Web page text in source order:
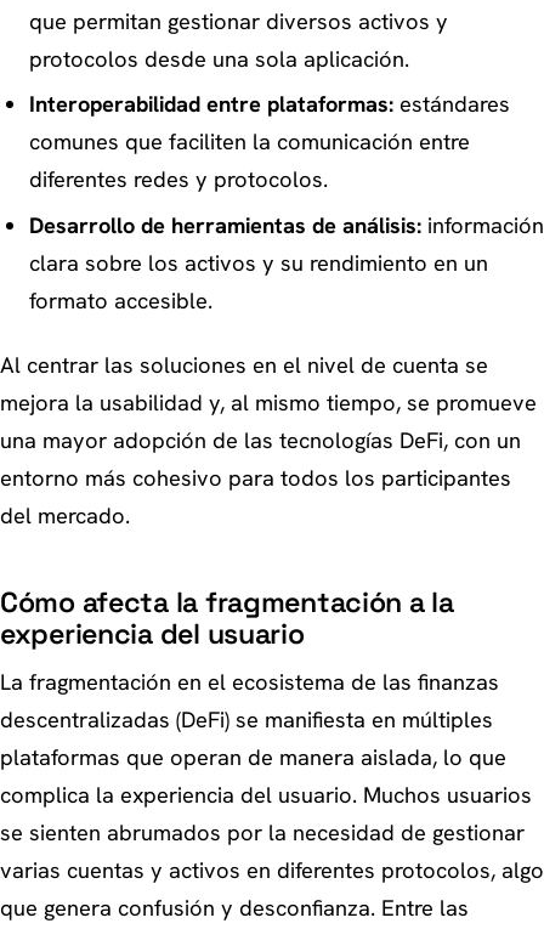
que permitan gestionar diversos activos y
protocolos desde una sola aplicación.
Interoperabilidad entre plataformas:estándares
comunes que faciliten la comunicación entre
diferentes redes y protocolos.
Desarrollo de herramientas de análisis:información
clara sobre los activos y su rendimiento en un
formato accesible.
Al centrar las soluciones en el nivel de cuenta se
mejora la usabilidad y, al mismo tiempo, se promueve
una mayor adopción de las tecnologías DeFi, con un
entorno más cohesivo para todos los participantes
del mercado.
Cómo afecta la fragmentación a la
experiencia del usuario
La fragmentación en el ecosistema de las finanzas
descentralizadas (DeFi) se manifiesta en múltiples
plataformas que operan de manera aislada, lo que
complica la experiencia del usuario. Muchos usuarios
se sienten abrumados por la necesidad de gestionar
varias cuentas y activos en diferentes protocolos, algo
que genera confusión y desconfianza. Entre las